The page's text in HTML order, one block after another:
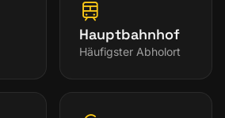
Hauptbahnhof
Häufigster Abholort